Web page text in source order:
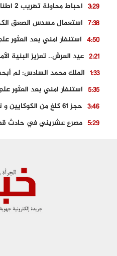
3:29 احباط محاولة تهريب 2 اطنان من المخدرات بتارودانت
7:38
4:50
2:21
1:33
5:35
3:46 حجز 61 كلغ من الكوكايين و توقيف شخصين بالكركرات
5:29 مصرع عشريني في حادث